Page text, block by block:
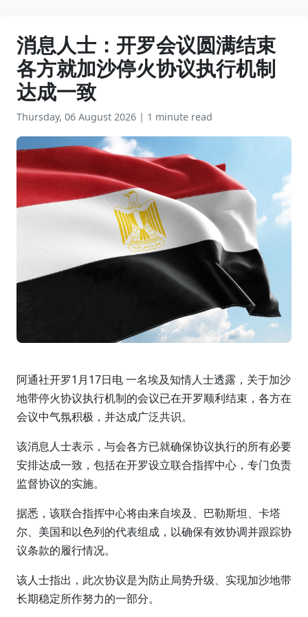
消息人士：开罗会议圆满结束
各方就加沙停火协议执行机制
达成一致
Thursday, 06 August 2026 | 1 minute read
阿通社开罗1月17日电 一名埃及知情人士透露，关于加沙
地带停火协议执行机制的会议已在开罗顺利结束，各方在
会议中气氛积极，并达成广泛共识。
该消息人士表示，与会各方已就确保协议执行的所有必要
安排达成一致，包括在开罗设立联合指挥中心，专门负责
监督协议的实施。
据悉，该联合指挥中心将由来自埃及、巴勒斯坦、卡塔
尔、美国和以色列的代表组成，以确保有效协调并跟踪协
议条款的履行情况。
该人士指出，此次协议是为防止局势升级、实现加沙地带
长期稳定所作努力的一部分。